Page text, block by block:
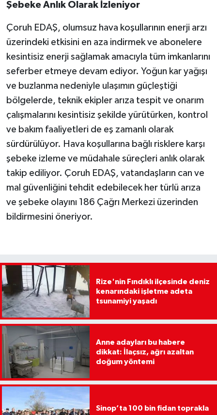
Şebeke Anlık Olarak İzleniyor
Çoruh EDAŞ, olumsuz hava koşullarının enerji arzı
üzerindeki etkisini en aza indirmek ve abonelere
kesintisiz enerji sağlamak amacıyla tüm imkanlarını
seferber etmeye devam ediyor. Yoğun kar yağışı
ve buzlanma nedeniyle ulaşımın güçleştiği
bölgelerde, teknik ekipler arıza tespit ve onarım
çalışmalarını kesintisiz şekilde yürütürken, kontrol
ve bakım faaliyetleri de eş zamanlı olarak
sürdürülüyor. Hava koşullarına bağlı risklere karşı
şebeke izleme ve müdahale süreçleri anlık olarak
takip ediliyor. Çoruh EDAŞ, vatandaşların can ve
mal güvenliğini tehdit edebilecek her türlü arıza
ve şebeke olayını 186 Çağrı Merkezi üzerinden
bildirmesini öneriyor.
Rize'nin Fındıklı ilçesinde deniz
kenarındaki işletme adeta
tsunamiyi yaşadı
Anne adayları bu habere
dikkat: İlaçsız, ağrı azaltan
doğum yöntemi
Sinop’ta 100 bin fidan toprakla